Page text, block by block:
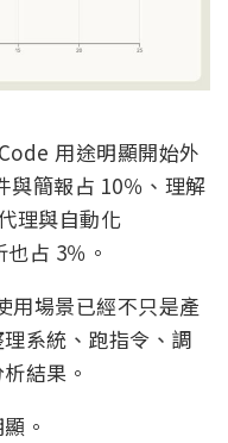
用途明顯開始外
與簡報占 10％、理解
理與自動化
占 3％。
用場景已經不只是產
系統、跑指令、調
結果。
。